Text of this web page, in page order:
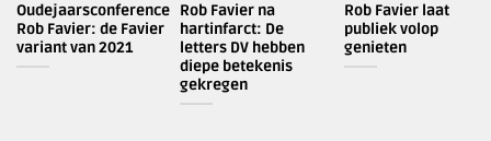
Oudejaarsconference
Rob Favier: de Favier
variant van 2021
Rob Favier na
hartinfarct: De
letters DV hebben
diepe betekenis
gekregen
Rob Favier laat
publiek volop
genieten